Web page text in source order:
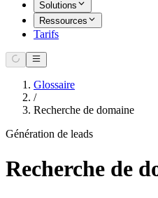
Solutions
Ressources
Tarifs
Glossaire
/
Recherche de domaine
Génération de leads
Recherche de